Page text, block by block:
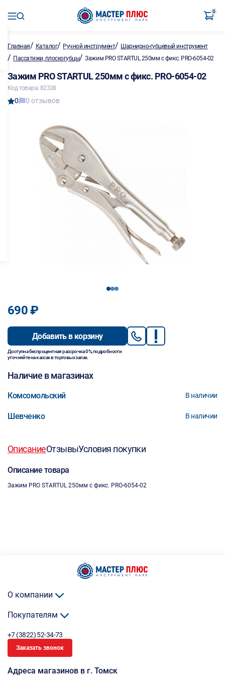
0
Главная/ Каталог/ Ручной инструмент/ Шарнирно-губцевый инструмент
/ Пассатижи, плоскогубцы/Зажим PRO STARTUL 250мм с фикс. PRO-6054-02
Зажим PRO STARTUL 250мм с фикс. PRO-6054-02
Код товара: 82338
0 0 отзывов
123
690 ₽
Добавить в корзину
Доступна беспроцентная рассрочка 0%, подробности
уточняйте на кассах в торговых залах.
Наличие в магазинах
Комсомольский В наличии
Шевченко В наличии
ОписаниеОтзывыУсловия покупки
Описание товара
Зажим PRO STARTUL 250мм с фикс. PRO-6054-02
О компании
Покупателям
+7 (3822) 52-34-73
Заказать звонок
Адреса магазинов в г. Томск